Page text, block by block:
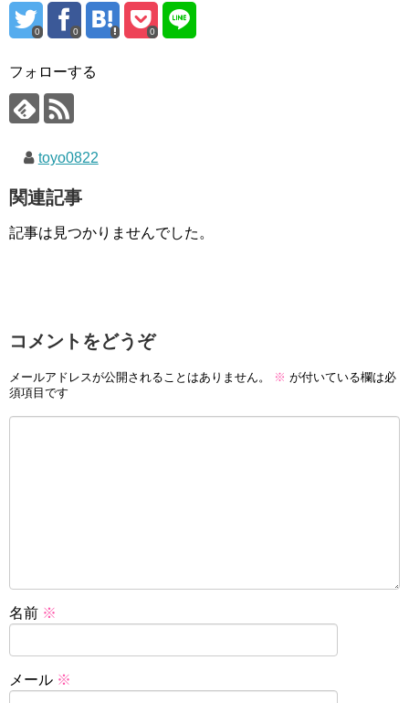
0 0 0
フォローする
toyo0822
関連記事
記事は見つかりませんでした。
コメントをどうぞ
メールアドレスが公開されることはありません。 ※ が付いている欄は必
須項目です
名前 ※
メール ※